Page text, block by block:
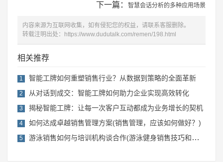
下一篇： 智慧会话分析的多种应用场景
内容来源为互联网收集，如有侵犯您的权益，请联系客服删除。
转载注明出处：
https://www.dudutalk.com/remen/198.html
相关推荐
1 智能工牌如何重塑销售行业？从数据到策略的全面革新
2 从对话到成交：智能工牌如何助力企业实现高效转化
3 揭秘智能工牌：让每一次客户互动都成为业务增长的契机
4 如何达成卓越销售管理方案(销售管理，应该如何做好？)
5 游泳销售如何与培训机构谈合作(游泳健身销售技巧和话术)